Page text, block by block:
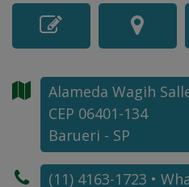
Alameda Wagih
CEP 06401-134
Barueri - SP
(11) 4163-1723 •